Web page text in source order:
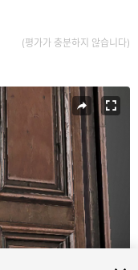
(평가가 충분하지 않습니다)